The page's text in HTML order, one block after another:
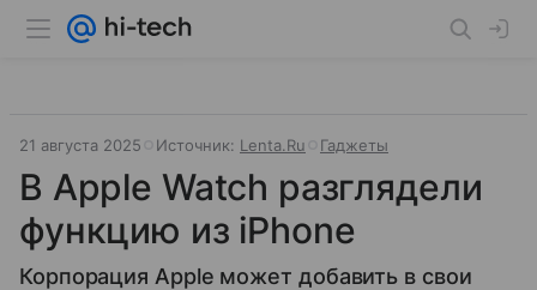
21 августа 2025 Источник: Lenta.Ru Гаджеты
В Apple Watch разглядели
функцию из iPhone
Корпорация Apple может добавить в свои